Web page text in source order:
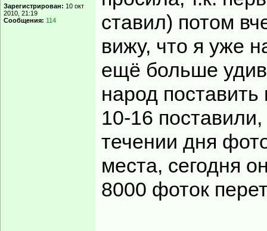
Зарегистрирован: 10 окт
2010, 21:19
Сообщения: 114
ставил) потом
вижу, что я уже
ещё больше
народ
10-16
течении дня
места, сегодня
8000 фоток